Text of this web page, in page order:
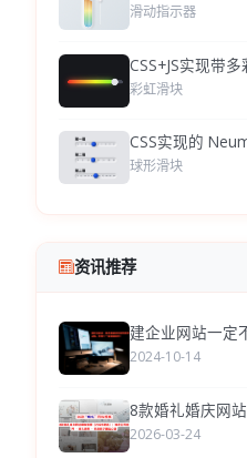
滑动指示器
CSS+JS实现带
彩虹滑块
CSS实现的
球形滑块
资讯推荐
建企业网站一定
2024-10-14
8款婚礼婚庆网
2026-03-24